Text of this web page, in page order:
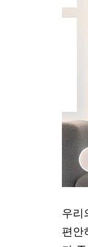
우리
편안